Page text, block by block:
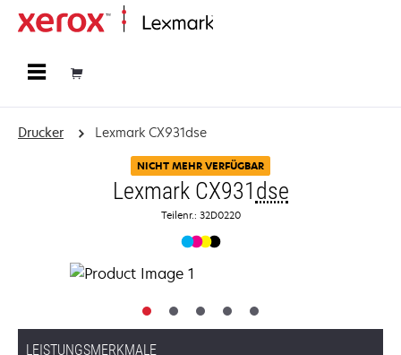
Drucker Lexmark CX931dse
NICHT MEHR VERFÜGBAR
Lexmark CX931 dse
Teilenr.: 32D0220
LEISTUNGSMERKMALE